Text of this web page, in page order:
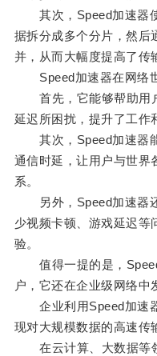
其次，Speed加速器使
据拆分成多个分片，然后
并，从而大幅度提高了传
Speed加速器在网络世
首先，它能够帮助用
延迟所困扰，提升了工作
其次，Speed加速器能
通信时延，让用户与世界
系。
另外，Speed加速器还
少视频卡顿、游戏延迟等
验。
值得一提的是，Speed
户，它还在企业级网络中
企业利用Speed加速器
现对大规模数据的高速传
在云计算、大数据等